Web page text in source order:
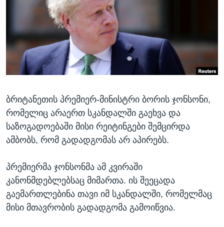
ᲡᲢᲣᲓᲘᲐ ᲕᲐᲨᲘᲜᲒᲢᲝᲜᲘ
ᲔᲙᲝᲜᲝᲛᲘᲙᲐ
ᲯᲐᲜᲛᲠᲗᲔᲚᲝᲑᲐ
ᲛᲔᲪᲜᲘᲔᲠᲔᲑᲐ
ᲘᲜᲢᲔᲠᲕᲘᲣ
ᲒᲐᲚᲘᲚᲔᲝ
ᲓᲔᲖᲘᲜᲤᲝᲠᲛᲐᲪᲘᲐ
Learning English
ᲗᲕᲐᲚᲘ ᲒᲕᲐᲓᲔᲕᲜᲔᲗ
ბრიტანეთის პრემიერ-მინისტრი ბორის ჯონსონი,
რომელიც არაერთ სკანდალში გაეხვა და
საზოგადოებაში მისი რეიტინგები შემცირდა
ამბობს, რომ გადადგომას არ აპირებს.
პრემიერმა ჯონსონმა ამ კვირაში
კანონმდებლებსაც მიმართა. ის შეეცადა
გაემართლებინა თავი იმ სკანდალში, რომელმაც
მისი მთავრობის გადადგომა გამოიწვია.